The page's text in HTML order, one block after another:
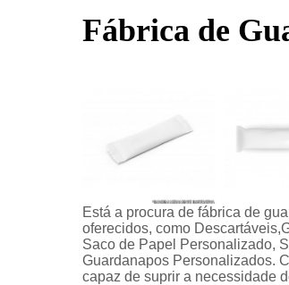
Fábrica de
Está a procura de fábrica de
oferecidos, como
Saco de Papel Personalizado,
Guardanapos Personalizados.
capaz de suprir a necessidade